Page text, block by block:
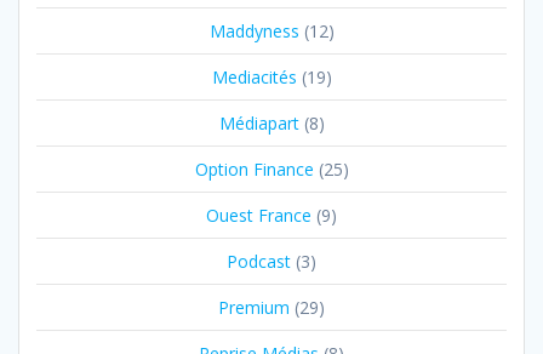
Maddyness (12)
Mediacités (19)
Médiapart(8)
Option Finance (25)
Ouest France (9)
Podcast (3)
Premium (29)